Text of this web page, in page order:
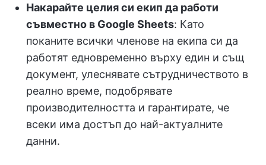
Накарайте целия си екип да работи
съвместно в Google Sheets: Като
поканите всички членове на екипа си да
работят едновременно върху един и същ
документ, улеснявате сътрудничеството в
реално време, подобрявате
производителността и гарантирате, че
всеки има достъп до най-актуалните
данни.